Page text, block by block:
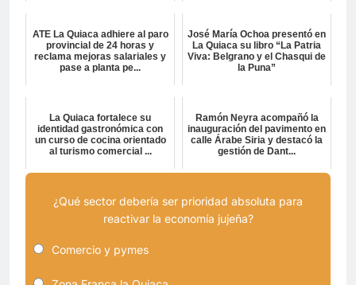
ATE La Quiaca adhiere al paro
provincial de 24 horas y
reclama mejoras salariales y
pase a planta pe...
José María Ochoa presentó en
La Quiaca su libro “La Patria
Viva: Belgrano y el Chasqui de
la Puna”
La Quiaca fortalece su
identidad gastronómica con
un curso de cocina orientado
al turismo comercial ...
Ramón Neyra acompañó la
inauguración del pavimento en
calle Árabe Siria y destacó la
gestión de Dant...
¿Qué sector debería ser prioridad absoluta para
reactivar la economía jujeña?
Comercio y pymes